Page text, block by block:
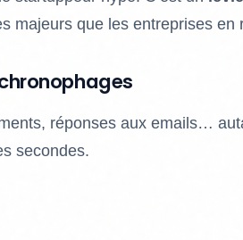
majeurs que les entreprises en
réponses aux emails…
secondes.